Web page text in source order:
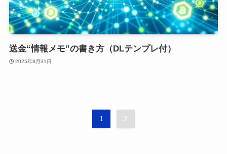
送金“情報メモ”の書き方（DLテンプレ付）
2025年8月31日
1 2